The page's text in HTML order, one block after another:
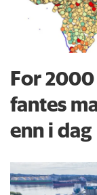
For
fantes
enn i dag